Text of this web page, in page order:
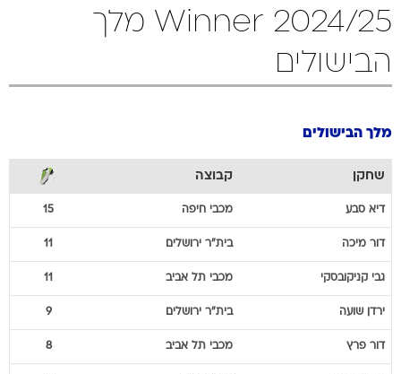
Winner 2024/25 מלך
הבישולים
מלך הבישולים
שחקן קבוצה
דיא סבע מכבי חיפה 15
דור מיכה בית"ר ירושלים 11
גבי קניקובסקי מכבי תל אביב 11
ירדן שועה בית"ר ירושלים 9
דור פרץ מכבי תל אביב 8